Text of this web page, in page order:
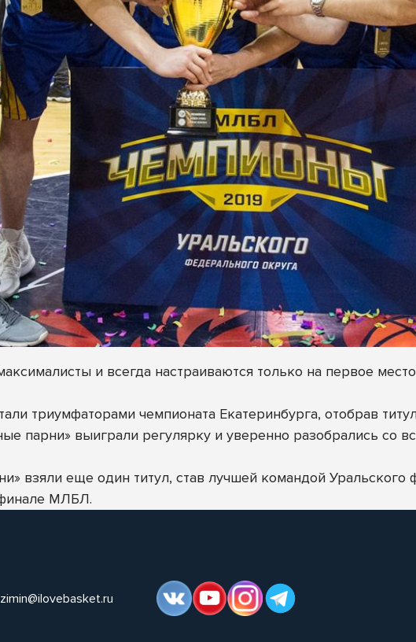
и всегда настраиваются только на первое
триумфаторами чемпионата Екатеринбурга, отобрав
парни» выиграли регулярку и уверенно разобрались со
взяли еще один титул, став лучшей командой Уральского
МЛБЛ.
zimin@ilovebasket.ru